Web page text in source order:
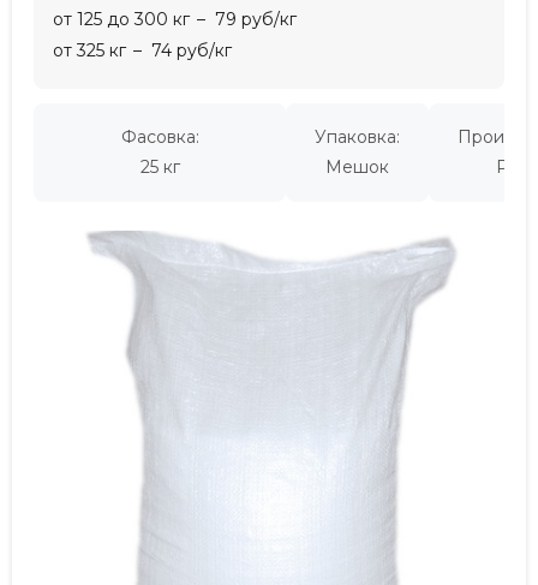
Фасовка:
25 кг
Упаковка:
Мешок
от 125 до 300 кг
79 руб/кг
от 325 кг
74 руб/кг